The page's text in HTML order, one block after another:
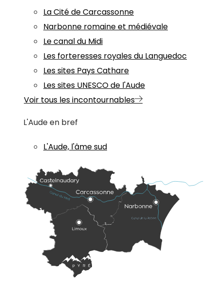
La Cité de Carcassonne
Narbonne romaine et médiévale
Le canal du Midi
Les forteresses royales du Languedoc
Les sites Pays Cathare
Les sites UNESCO de l'Aude
Voir tous les incontournables
L'Aude en bref
L'Aude, l'âme sud